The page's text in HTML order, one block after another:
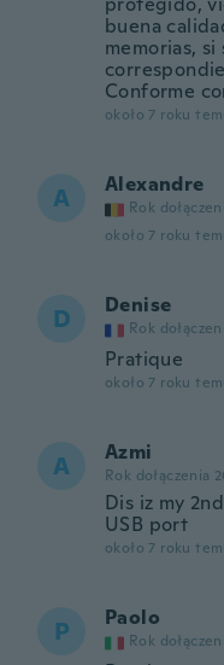
buena
memorias,
Conforme
około 7 roku
A Alexandre
Rok
około 7 roku
D Denise
Rok
Pratique
około 7 roku
A Azmi
Rok dołączenia
Dis iz my
USB port
około 7 roku
P Paolo
Rok